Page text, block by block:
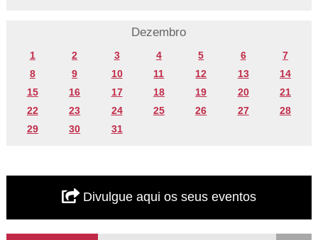
Dezembro
1 2 3 4 5 6
7
8
9 10 11 12 13
14
15
16 17 18 19 20
21
22
23 24 25 26 27
28
29
30 31
Divulgue aqui os seus eventos